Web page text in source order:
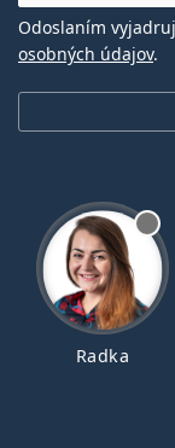
Odoslaním
osobných údajov.
Radka